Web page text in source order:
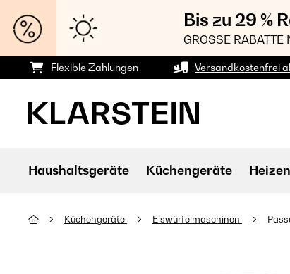
Bis zu 29 %
GROSSE RABATTE
Flexible Zahlungen Versandkostenfrei
Haushaltsgeräte Küchengeräte Heizen
Küchengeräte Eiswürfelmaschinen